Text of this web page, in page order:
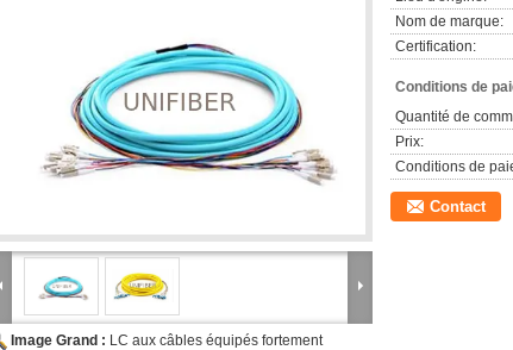
Image Grand : LC aux câbles équipés fortement
Nom de marque:
Certification:
Conditions de
Quantité de
Prix:
Conditions de
Contact